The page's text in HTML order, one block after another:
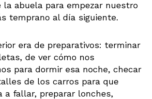
la abuela para empezar nuestro
temprano al día siguiente.
era de preparativos: terminar
de ver cómo nos
para dormir esa noche, checar
de los carros para que
a fallar, preparar lonches,